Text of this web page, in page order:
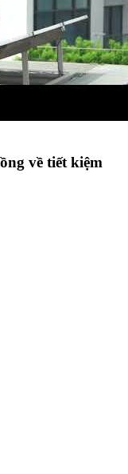
về tiết kiệm